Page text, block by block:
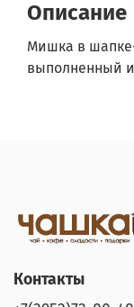
Описание
Мишка в
выполненный
Контакты